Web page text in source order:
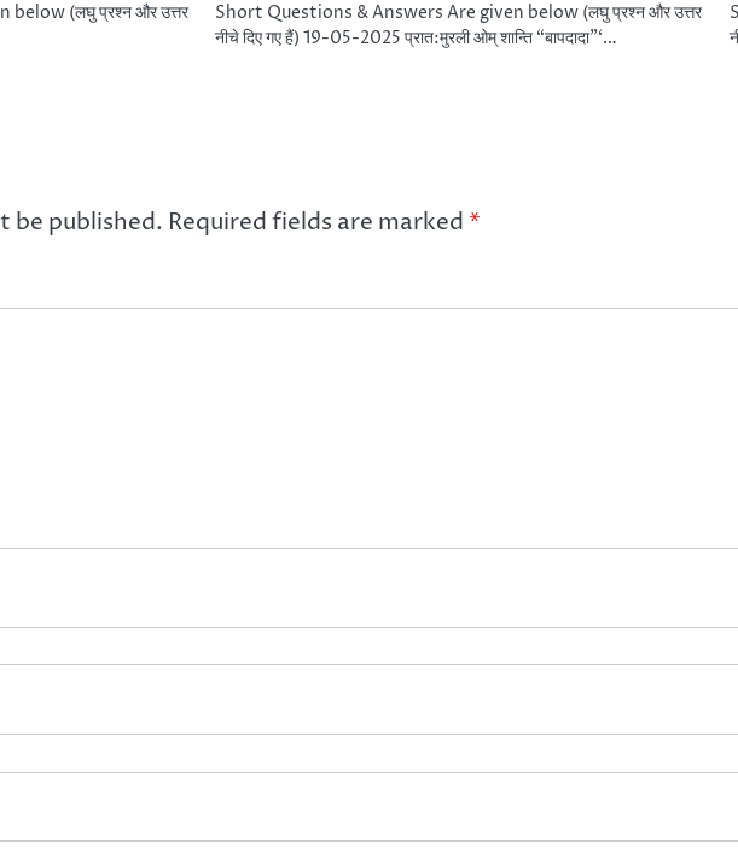
(लघु प्रश्न और उत्तर
Short Questions & Answers Are given below (लघु प्रश्न और उत्तर
नीचे दिए गए हैं) 19-05-2025 प्रात:मुरली ओम् शान्ति “बापदादा”‘…
be published. Required fields are marked *